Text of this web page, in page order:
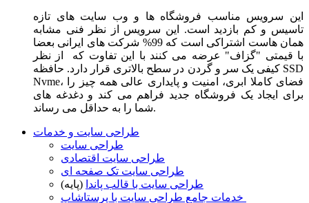
این سرویس مناسب فروشگاه ها و وب سایت های تازه
تاسیس و کم بازدید است. این سرویس از نظر فنی مشابه
همان هاست اشتراکی است که 99% شرکت های ایرانی بعضا
با قیمتی "گزاف" عرضه می کنند با این تفاوت که از نظر
کیفی یک سر و گردن در سطح بالاتری قرار دارد. حافظه SSD
Nvme، فضای کاملا ابری، امنیت و پایداری عالی همه چیز را
برای ایجاد یک فروشگاه جدید فراهم می کند و دغدغه های
شما را به حداقل می رساند.
طراحی سایت و خدمات
طراحی سایت
طراحی سایت اقتصادی
طراحی سایت تک صفحه ای
طراحی سایت با قالب پاندا (پایه)